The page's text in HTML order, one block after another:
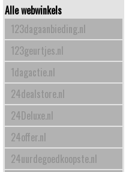
Alle webwinkels
123dagaanbieding.nl
123geurtjes.nl
1dagactie.nl
24dealstore.nl
24Deluxe.nl
24offer.nl
24uurdegoedkoopste.nl